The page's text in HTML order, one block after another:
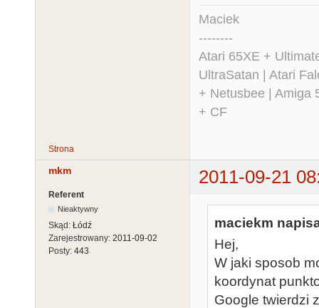
Maciek
--------
Atari 65XE +
UltraSatan | Atari
+ Netusbee | Amiga
+ CF
Strona
mkm 2011-09-21
Referent
Nieaktywny
Skąd: Łódź
Zarejestrowany: 2011-09-02
Posty: 443
maciekm
Hej,
W jaki sposob
koordynat
Google twierdzi